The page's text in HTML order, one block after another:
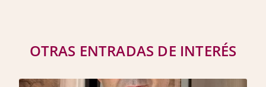
OTRAS ENTRADAS DE INTERÉS